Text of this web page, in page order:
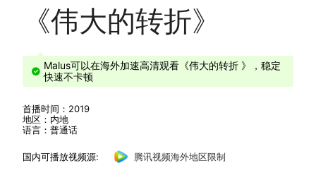
《伟大的转折》
Malus可以在海外加速高清观看《伟大的转折 》，稳定
快速不卡顿
首播时间：2019
地区：内地
语言：普通话
国内可播放视频源: 腾讯视频海外地区限制